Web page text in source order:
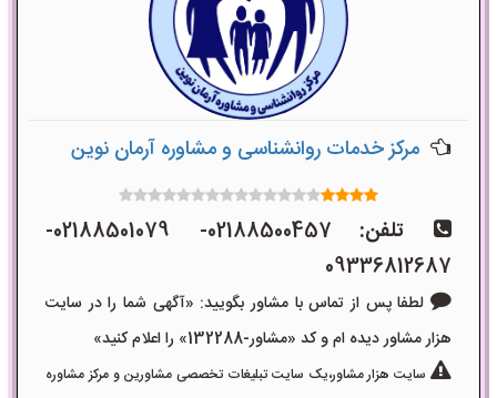
مرکز خدمات روانشناسی و مشاوره آرمان نوین
تلفن:
02188500457- 02188501079-
09336812687
لطفا پس از تماس با مشاور بگویید: «آگهی شما را در سایت
هزار مشاور دیده ام و کد «مشاور-132288» را اعلام کنید»
سایت هزار مشاور،یک سایت تبلیغات تخصصی مشاورین و مرکز مشاوره